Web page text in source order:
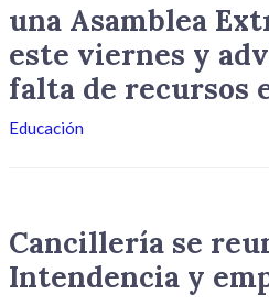
una Asamblea
este viernes y
falta de recursos
Educación
Cancillería se
Intendencia y